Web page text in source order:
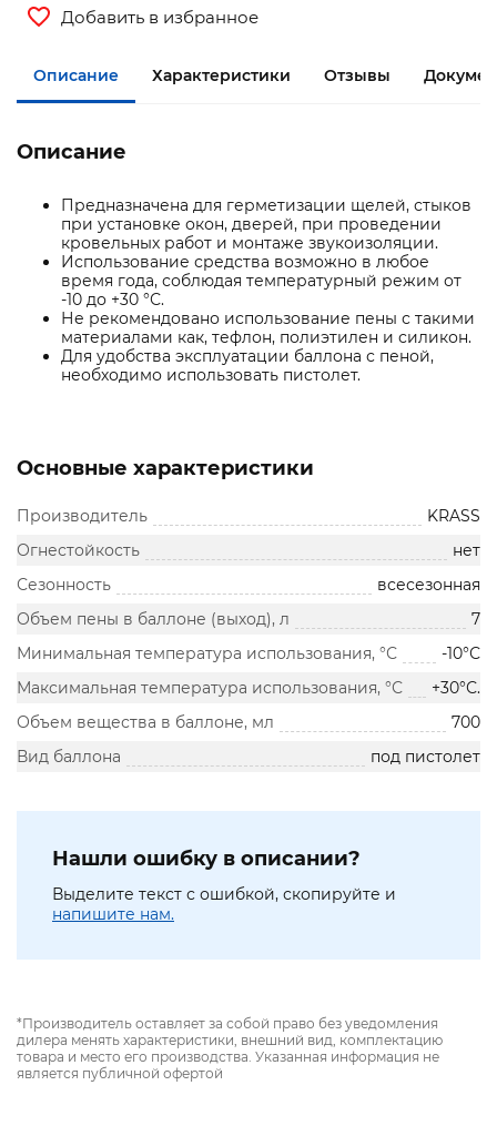
Добавить в избранное
Описание Характеристики Отзывы
Описание
Предназначена для герметизации щелей, стыков
при установке окон, дверей, при проведении
кровельных работ и монтаже звукоизоляции.
Использование средства возможно в любое
время года, соблюдая температурный режим от
-10 до +30 °С.
Не рекомендовано использование пены с такими
материалами как, тефлон, полиэтилен и силикон.
Для удобства эксплуатации баллона с пеной,
необходимо использовать пистолет.
Основные характеристики
Производитель
KRASS
Огнестойкость
нет
Сезонность
всесезонная
Объем пены в баллоне (выход), л
7
Минимальная температура использования, °С
-10°С
Максимальная температура использования, °С
+30°С.
Объем вещества в баллоне, мл
700
Вид баллона
под пистолет
Нашли ошибку в описании?
Выделите текст с ошибкой, скопируйте и
напишите нам.
*Производитель оставляет за собой право без уведомления
дилера менять характеристики, внешний вид, комплектацию
товара и место его производства. Указанная информация не
является публичной офертой